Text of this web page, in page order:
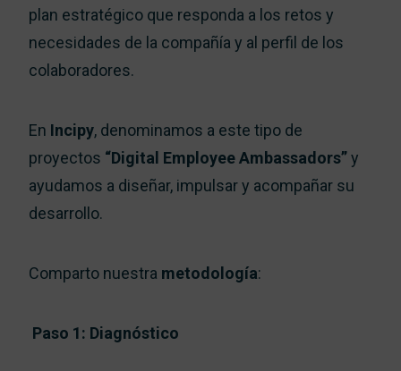
plan estratégico que responda a los retos y
necesidades de la compañía y al perfil de los
colaboradores.
En Incipy, denominamos a este tipo de
proyectos “Digital Employee Ambassadors”y
ayudamos a diseñar, impulsar y acompañar su
desarrollo.
Comparto nuestra metodología:
Paso 1: Diagnóstico